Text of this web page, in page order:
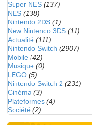
Super NES (137)
NES (138)
Nintendo 2DS (1)
New Nintendo 3DS (11)
Actualité (111)
Nintendo Switch (2907)
Mobile (42)
Musique (0)
LEGO (5)
Nintendo Switch 2 (231)
Cinéma (3)
Plateformes (4)
Société (2)